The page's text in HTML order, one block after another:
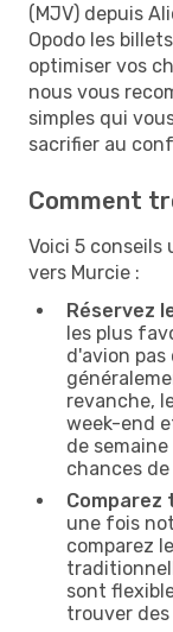
(MJV) depuis
Opodo les
optimiser vos
nous vous
simples qui
sacrifier au
Comment
Voici 5
vers Murcie :
Réservez
les plus
d'avion
revanche,
week-end
de
chances
Comparez
une fois
comparez
sont
trouver